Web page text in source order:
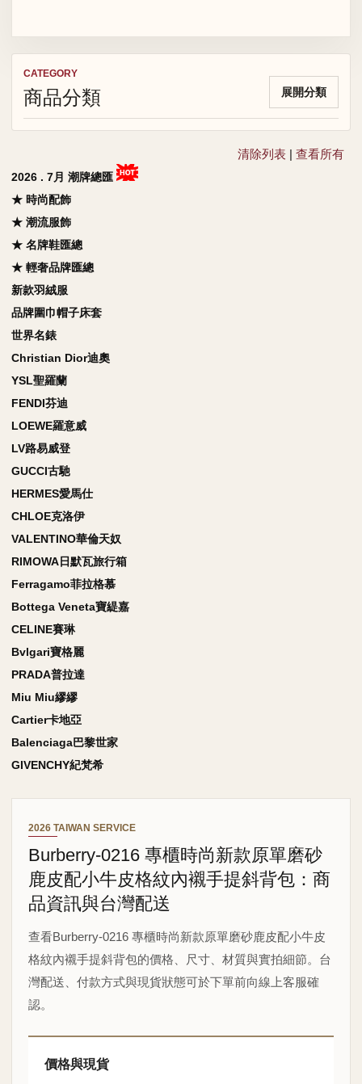
CATEGORY
商品分類 展開分類
清除列表 | 查看所有
2026 . 7月 潮牌總匯
★ 時尚配飾
★ 潮流服飾
★ 名牌鞋匯總
★ 輕奢品牌匯總
新款羽絨服
品牌圍巾帽子床套
世界名錶
Christian Dior迪奧
YSL聖羅蘭
FENDI芬迪
LOEWE羅意威
LV路易威登
GUCCI古馳
HERMES愛馬仕
CHLOE克洛伊
VALENTINO華倫天奴
RIMOWA日默瓦旅行箱
Ferragamo菲拉格慕
Bottega Veneta寶緹嘉
CELINE賽琳
Bvlgari寶格麗
PRADA普拉達
Miu Miu繆繆
Cartier卡地亞
Balenciaga巴黎世家
GIVENCHY紀梵希
2026 TAIWAN SERVICE
Burberry-0216 專櫃時尚新款原單磨砂
鹿皮配小牛皮格紋內襯手提斜背包：商
品資訊與台灣配送
查看Burberry-0216 專櫃時尚新款原單磨砂鹿皮配小牛皮
格紋內襯手提斜背包的價格、尺寸、材質與實拍細節。台
灣配送、付款方式與現貨狀態可於下單前向線上客服確
認。
價格與現貨